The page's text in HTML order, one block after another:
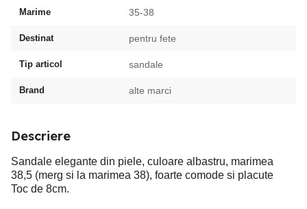
Marime 35-38
Destinat pentru fete
Tip articol sandale
Brand alte marci
Descriere
Sandale elegante din piele, culoare albastru, marimea
38,5 (merg si la marimea 38), foarte comode si placute
Toc de 8cm.